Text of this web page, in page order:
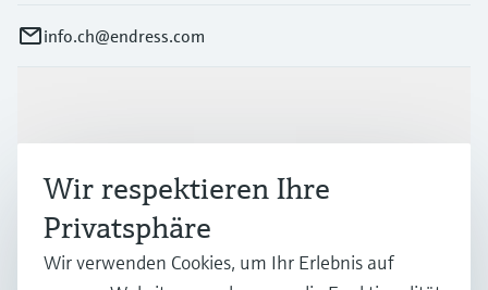
info.ch@endress.com
Branchen
Support
Wir respektieren Ihre
Privatsphäre
Wir verwenden Cookies, um Ihr Erlebnis auf